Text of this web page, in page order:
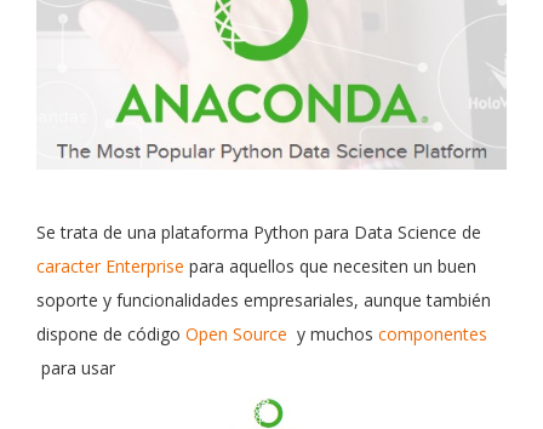
Se trata de una plataforma Python para Data Science de
caracter Enterprise para aquellos que necesiten un buen
soporte y funcionalidades empresariales, aunque también
dispone de código Open Source y muchos componentes
para usar